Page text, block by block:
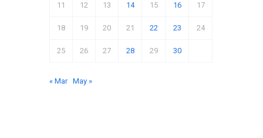
11 12 13 14 15 16 17
18 19 20 21 22 23 24
25 26 27 28 29 30
« Mar May »